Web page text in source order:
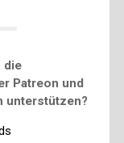
die
Patreon und
unterstützen?